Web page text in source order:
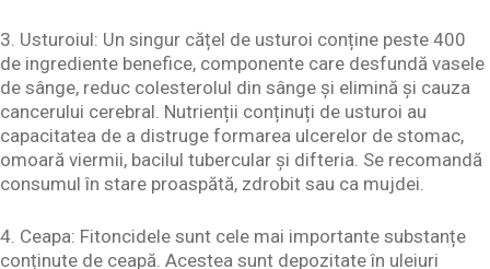
3. Usturoiul: Un singur cățel de usturoi conține peste 400
de ingrediente benefice, componente care desfundă vasele
de sânge, reduc colesterolul din sânge și elimină și cauza
cancerului cerebral. Nutrienții conținuți de usturoi au
capacitatea de a distruge formarea ulcerelor de stomac,
omoară viermii, bacilul tubercular și difteria. Se recomandă
consumul în stare proaspătă, zdrobit sau ca mujdei.
4. Ceapa: Fitoncidele sunt cele mai importante substanțe
conținute de ceapă. Acestea sunt depozitate în uleiuri